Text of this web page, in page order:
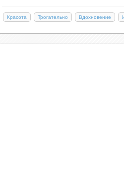
Красота Трогательно Вдохновение